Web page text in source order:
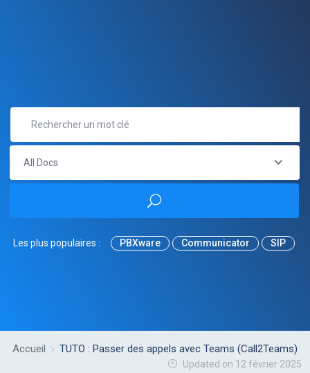
All Docs
Les plus populaires : PBXware Communicator SIP
Accueil TUTO : Passer des appels avec Teams (Call2Teams)
Updated on 12 février 2025